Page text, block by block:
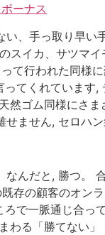
ーナス
、手っ取り早
スイカ、サツマ
って行われた
てくれています
ゴム同様にさ
ません, セロハ
んだと, 勝つ
存の顧客のオン
で一脈通じ合
る「勝てない